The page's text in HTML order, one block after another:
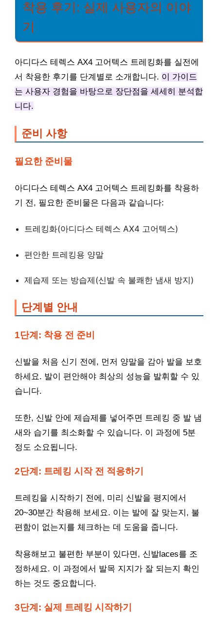
착용 후기: 실제 사용자의 이야
기
아디다스 테렉스 AX4 고어텍스 트레킹화를 실전에
서 착용한 후기를 단계별로 소개합니다. 이 가이드
는 사용자 경험을 바탕으로 장단점을 세세히 분석합
니다.
준비 사항
필요한 준비물
아디다스 테렉스 AX4 고어텍스 트레킹화를 착용하
기 전, 필요한 준비물은 다음과 같습니다:
트레킹화(아디다스 테렉스 AX4 고어텍스)
편안한 트레킹용 양말
제습제 또는 방습제(신발 속 불쾌한 냄새 방지)
단계별 안내
1단계: 착용 전 준비
신발을 처음 신기 전에, 먼저 양말을 감아 발을 보호
하세요. 발이 편안해야 최상의 성능을 발휘할 수 있
습니다.
또한, 신발 안에 제습제를 넣어주면 트레킹 중 발 냄
새와 습기를 최소화할 수 있습니다. 이 과정에 5분
정도 소요됩니다.
2단계: 트레킹 시작 전 적응하기
트레킹을 시작하기 전에, 미리 신발을 평지에서
20~30분간 착용해 보세요. 이는 발에 잘 맞는지, 불
편함이 없는지를 체크하는 데 도움을 줍니다.
착용해보고 불편한 부분이 있다면, 신발laces를 조
정하세요. 이 과정에서 발목 지지가 잘 되는지 확인
하는 것도 중요합니다.
3단계: 실제 트레킹 시작하기